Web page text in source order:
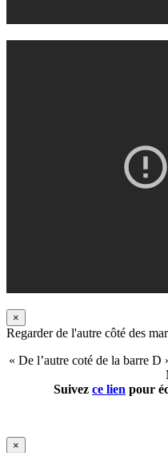
×
Regarder de l'autre côté des
« De l’autre coté de la barre D
Suivez ce lien pour
×